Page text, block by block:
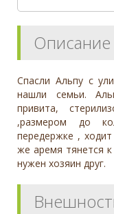
Описание
Спасли Альпу с
нашли семьи.
привита,
,размером до
передержке ,
же аремя тянется
нужен хозяин друг.